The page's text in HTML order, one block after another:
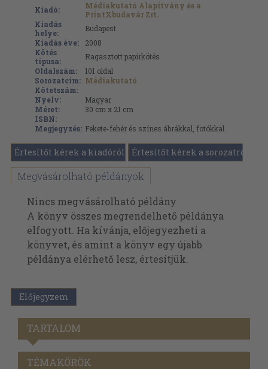
Kiadó:
Médiakutató Alapítvány és a
PrintXbudavár Zrt.
Kiadás
helye:
Budapest
Kiadás éve:
2008
Kötés
típusa:
Ragasztott papírkötés
Oldalszám:
101 oldal
Sorozatcím: Médiakutató
Kötetszám:
Nyelv:
Magyar
Méret:
30 cm x 21 cm
ISBN:
Megjegyzés: Fekete-fehér és színes ábrákkal, fotókkal.
Értesítőt kérek a kiadóról Értesítőt kérek a sorozatról
Megvásárolható példányok
Nincs megvásárolható példány
A könyv összes megrendelhető példánya
elfogyott. Ha kívánja, előjegyezheti a
könyvet, és amint a könyv egy újabb
példánya elérhető lesz, értesítjük.
Előjegyzem
TARTALOM
TÉMAKÖRÖK